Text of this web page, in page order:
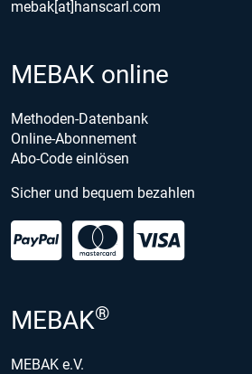
mebak[at]hanscarl.com
MEBAK online
Methoden-Datenbank
Online-Abonnement
Abo-Code einlösen
Sicher und bequem bezahlen
MEBAK®
MEBAK e.V.